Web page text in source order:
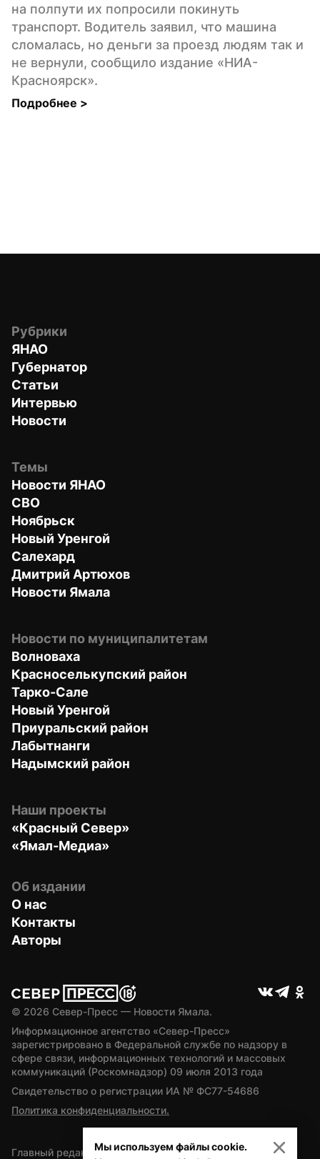
на полпути их попросили покинуть
транспорт. Водитель заявил, что машина
сломалась, но деньги за проезд людям так и
не вернули, сообщило издание «НИА-
Красноярск».
Подробнее >
Рубрики
ЯНАО
Губернатор
Статьи
Интервью
Новости
Темы
Новости ЯНАО
СВО
Ноябрьск
Новый Уренгой
Салехард
Дмитрий Артюхов
Новости Ямала
Новости по муниципалитетам
Волноваха
Красноселькупский район
Тарко-Сале
Новый Уренгой
Приуральский район
Лабытнанги
Надымский район
Наши проекты
«Красный Север»
«Ямал-Медиа»
Об издании
О нас
Контакты
Авторы
© 2026 Север-Пресс — Новости Ямала.
Информационное агентство «Север-Пресс»
зарегистрировано в Федеральной службе по надзору в
сфере связи, информационных технологий и массовых
коммуникаций (Роскомнадзор) 09 июля 2013 года
Свидетельство о регистрации ИА № ФС77-54686
Политика конфиденциальности.
Главный редактор — А.Л. Поздеев
Мы используем файлы cookie.